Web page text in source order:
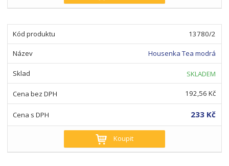
13780/2
Housenka Tea modrá
SKLADEM
192,56 Kč
233 Kč
Koupit